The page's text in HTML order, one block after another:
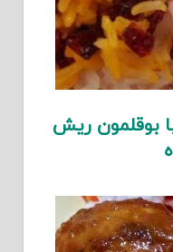
بوقلمون ریش